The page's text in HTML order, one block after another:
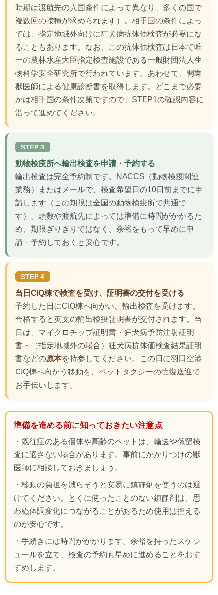
時期は渡航先の入国条件によって異なり、多くの国で
複数回の接種が求められます）。相手国の条件によっ
ては、指定地域外向けに狂犬病抗体価検査が必要にな
ることもあります。なお、この抗体価検査は日本で唯
一の農林水産大臣指定検査施設である一般財団法人生
物科学安全研究所で行われています。あわせて、開業
獣医師による健康診断書を取得します。どこまで必要
かは相手国の条件次第ですので、STEP1の確認内容に
沿って進めてください。
STEP 3
動物検疫所へ輸出検査を申請・予約する
輸出検査は完全予約制です。NACCS（動物検疫関連
業務）またはメールで、検査希望日の10日前までに申
請します（この期限は全国の動物検疫所で共通で
す）。頭数や渡航先によっては準備に時間がかかるた
め、期限ぎりぎりではなく、余裕をもって早めに申
請・予約しておくと安心です。
STEP 4
当日CIQ棟で検査を受け、証明書の交付を受ける
予約した日にCIQ棟へ向かい、輸出検査を受けます。
合格すると英文の輸出検疫証明書が交付されます。当
日は、マイクロチップ証明書・狂犬病予防注射証明
書・（指定地域外の場合）狂犬病抗体価検査結果証明
書などの原本を持参してください。この日に羽田空港
CIQ棟へ向かう移動を、ペットタクシーの往復送迎で
お手伝いします。
準備を進める前に知っておきたい注意点
・既往症のある個体や高齢のペットは、輸送や係留検
査に適さない場合があります。事前にかかりつけの獣
医師に相談しておきましょう。
・移動の負担を減らそうと安易に鎮静剤を使うのは避
けてください。とくに使ったことのない鎮静剤は、思
わぬ体調変化につながることがあるため使用は控える
のが安心です。
・手続きには時間がかかります。余裕を持ったスケジ
ュールを立て、検査の予約も早めに進めることをおす
すめします。